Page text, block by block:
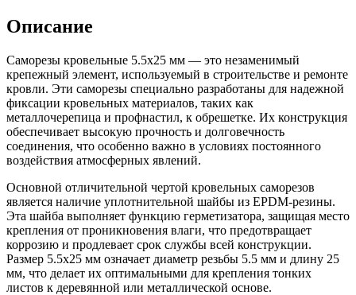
Описание
Саморезы кровельные 5.5х25 мм — это незаменимый
крепежный элемент, используемый в строительстве и ремонте
кровли. Эти саморезы специально разработаны для надежной
фиксации кровельных материалов, таких как
металлочерепица и профнастил, к обрешетке. Их конструкция
обеспечивает высокую прочность и долговечность
соединения, что особенно важно в условиях постоянного
воздействия атмосферных явлений.
Основной отличительной чертой кровельных саморезов
является наличие уплотнительной шайбы из EPDM-резины.
Эта шайба выполняет функцию герметизатора, защищая место
крепления от проникновения влаги, что предотвращает
коррозию и продлевает срок службы всей конструкции.
Размер 5.5х25 мм означает диаметр резьбы 5.5 мм и длину 25
мм, что делает их оптимальными для крепления тонких
листов к деревянной или металлической основе.